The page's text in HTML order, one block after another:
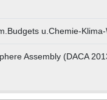
u.Chemie-Klima-
Assembly (DACA